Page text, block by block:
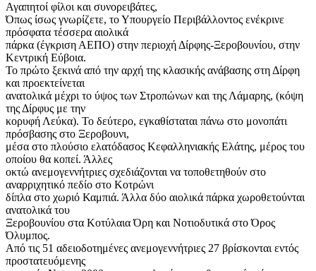
Αγαπητοί φίλοι και συνορειβάτες,
Όπως ίσως γνωρίζετε, το Υπουργείο Περιβάλλοντος ενέκρινε
πρόσφατα τέσσερα αιολικά
πάρκα (έγκριση ΑΕΠΟ) στην περιοχή Δίρφης-Ξεροβουνίου, στην
Κεντρική Εύβοια.
Το πρώτο ξεκινά από την αρχή της κλασικής ανάβασης στη Δίρφη
και προεκτείνεται
ανατολικά μέχρι το ύψος των Στροπώνων και της Λάμαρης, (κόψη
της Δίρφυς με την
κορυφή Λεύκα). Το δεύτερο, εγκαθίσταται πάνω στο μονοπάτι
πρόσβασης στο Ξεροβουνι,
μέσα στο πλούσιο ελατόδασος Κεφαλληνιακής Ελάτης, μέρος του
οποίου θα κοπεί. Άλλες
οκτώ ανεμογεννήτριες σχεδιάζονται να τοποθετηθούν στο
αναρριχητικό πεδίο στο Κοτρώνι
δίπλα στο χωριό Καμπιά. Άλλα δύο αιολικά πάρκα χωροθετούνται
ανατολικά του
Ξεροβουνίου στα Κοτύλαια Όρη και Νοτιοδυτικά στο Όρος
Όλυμπος.
Από τις 51 αδειοδοτημένες ανεμογεννήτριες 27 βρίσκονται εντός
προστατευόμενης